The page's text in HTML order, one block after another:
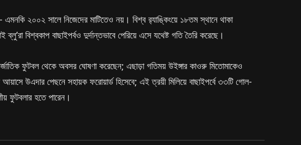
২০০২ সালে নিজেদের মাটিতেও নয়। বিশ্ব র‌্যাঙ্কিংয়ে ১৮তম স্থানে থাকা
বিশ্বকাপ বাছাইপর্বও দুর্দান্তভাবে পেরিয়ে এসে যথেষ্ট গতি তৈরি করেছে।
ফুটবল থেকে অবসর ঘোষণা করেছেন; এছাড়া গতিময় উইঙ্গার কাওরু মিতোমাকেও
উএদার পেছনে সহায়ক ফরোয়ার্ড হিসেবে; এই ত্রয়ী মিলিয়ে বাছাইপর্বে ৩৩টি গোল-
ফুটবলার হতে পারেন।